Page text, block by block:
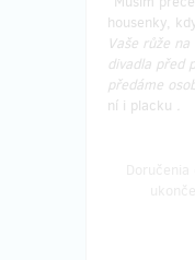
housenky,
Vaše růže
divadla před
předáme
ní i placku .